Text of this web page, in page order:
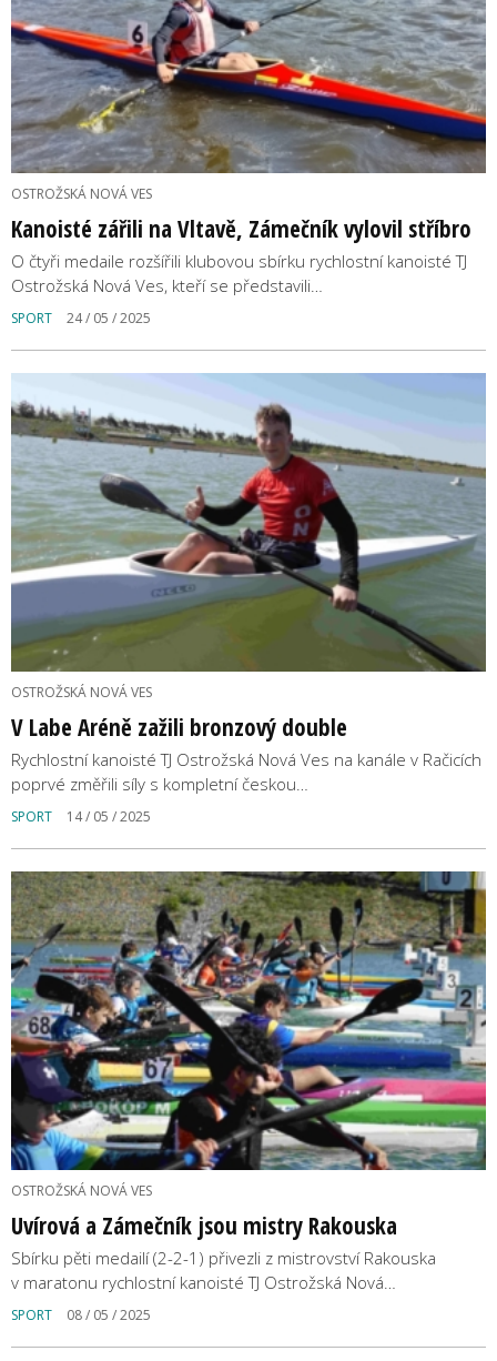
OSTROŽSKÁ NOVÁ VES
Kanoisté zářili na Vltavě, Zámečník vylovil stříbro
O čtyři medaile rozšířili klubovou sbírku rychlostní kanoisté TJ
Ostrožská Nová Ves, kteří se představili…
SPORT 24 / 05 / 2025
OSTROŽSKÁ NOVÁ VES
V Labe Aréně zažili bronzový double
Rychlostní kanoisté TJ Ostrožská Nová Ves na kanále v Račicích
poprvé změřili síly s kompletní českou…
SPORT 14 / 05 / 2025
OSTROŽSKÁ NOVÁ VES
Uvírová a Zámečník jsou mistry Rakouska
Sbírku pěti medailí (2-2-1) přivezli z mistrovství Rakouska
v maratonu rychlostní kanoisté TJ Ostrožská Nová…
SPORT 08 / 05 / 2025